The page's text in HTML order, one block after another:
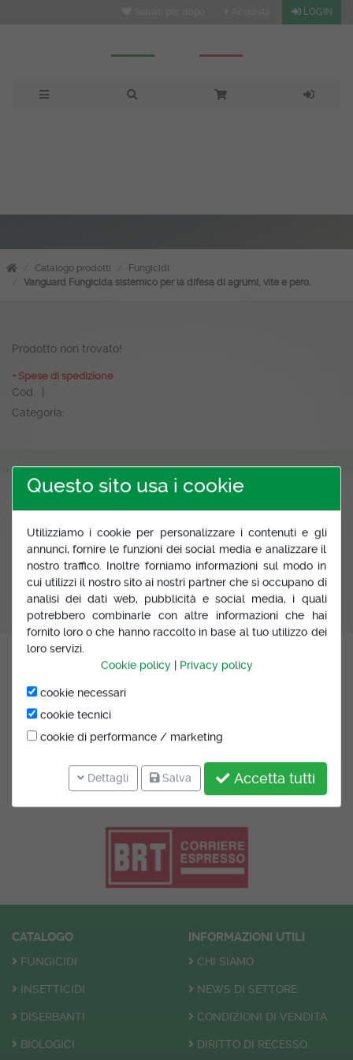
LOGIN
Catalogo prodotti
Fungicidi
Vanguard Fungicida sistemico per la difesa di agrumi, vite e pero.
Prodotto non trovato!
Cod. |
Categoria:
+ Spese di spedizione
PAGAMENTI SICURI
SPEDIZIONI
CATALOGO
FUNGICIDI
INSETTICIDI
DISERBANTI
BIOLOGICI
INFORMAZIONI UTILI
CHI SIAMO
NEWS DI SETTORE
CONDIZIONI DI VENDITA
DIRITTO DI RECESSO
Questo sito usa i cookie
Utilizziamo i cookie per personalizzare i contenuti e gli
annunci, fornire le funzioni dei social media e analizzare il
nostro traffico. Inoltre forniamo informazioni sul modo in
cui utilizzi il nostro sito ai nostri partner che si occupano di
analisi dei dati web, pubblicità e social media, i quali
potrebbero combinarle con altre informazioni che hai
fornito loro o che hanno raccolto in base al tuo utilizzo dei
loro servizi.
Cookie policy| Privacy policy
cookie necessari
cookie tecnici
cookie di performance / marketing
Dettagli Salva Accetta tutti